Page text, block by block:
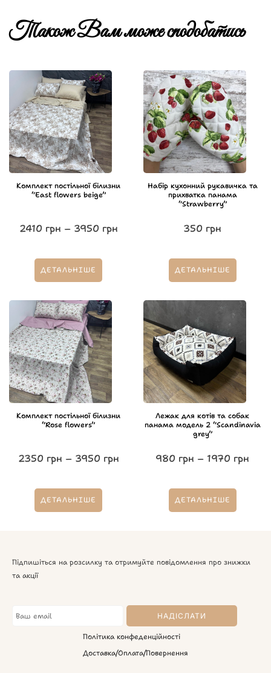
Також Вам може сподобатись
Комплект постільної білизни
“East flowers beige”
2410 грн – 3950 грн
ДЕТАЛЬНІШЕ
Набір кухонний рукавичка та
прихватка панама
“Strawberry”
350 грн
ДЕТАЛЬНІШЕ
Комплект постільної білизни
“Rose flowers”
2350 грн – 3950 грн
ДЕТАЛЬНІШЕ
Лежак для котів та собак
панама модель 2 “Scandinavia
grey”
980 грн – 1970 грн
ДЕТАЛЬНІШЕ
Підпишіться на розсилку та отримуйте повідомлення про знижки
та акції
Політика конфеденційності
Доставка/Оплата/Повернення